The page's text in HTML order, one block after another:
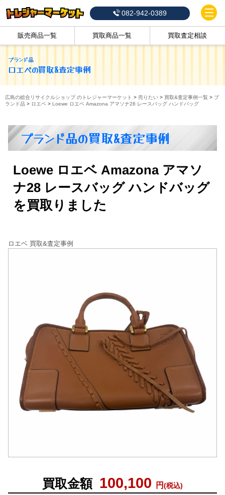
082-942-0389
販売商品一覧 買取商品一覧 買取査定相談
ブランド品
ロエベの買取&査定事例
広島の総合リサイクルショップ のトレジャーマーケット > 売りたい> 買取&査定事例一覧 > ブ
ランド品> ロエベ> Loewe ロエベ Amazona アマソナ28 レースバッグ ハンドバッグ
ブランド品の買取&査定事例
Loewe ロエベ Amazona アマソ
ナ28 レースバッグ ハンドバッグ
を買取りました
買取金額 100,100 円(税込)
ロエベ 買取&査定事例